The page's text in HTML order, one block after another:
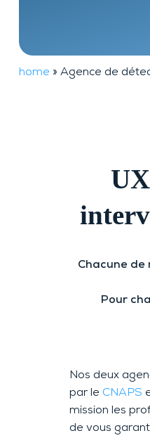
home » Agence de
Chacune de
Pour
Nos deux
par le CNAPS
mission les
de vous